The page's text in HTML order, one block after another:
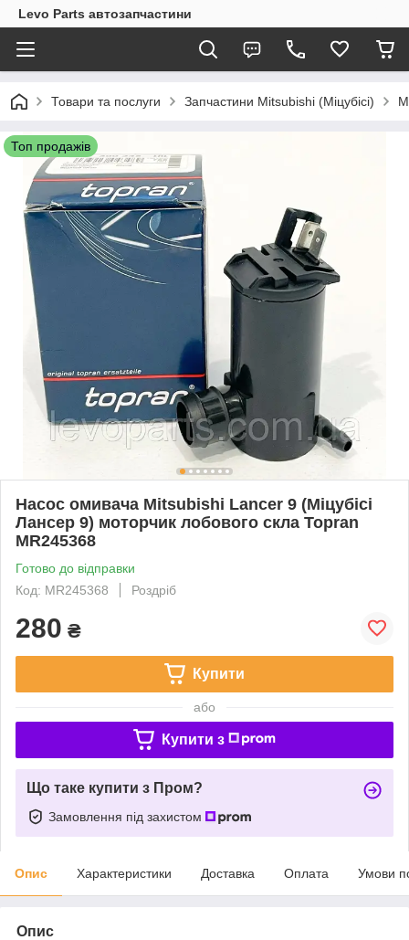
Levo Parts автозапчастини
Товари та послуги Запчастини Mitsubishi (Міцубісі)
Топ продажів
Насос омивача Mitsubishi Lancer 9 (Міцубісі
Лансер 9) моторчик лобового скла Topran
MR245368
Готово до відправки
Код: MR245368
Роздріб
280 ₴
Купити
або
Купити з
Що таке купити з Пром?
Замовлення під захистом
Опис Характеристики Доставка Оплата Умови
Опис